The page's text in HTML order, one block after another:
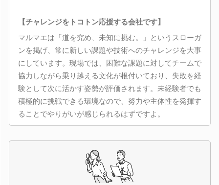
【チャレンジをトコトン応援する会社です】
マルマエは「道を究め、未知に挑む。」というスローガ
ンを掲げ、常に新しい課題や技術へのチャレンジを大事
にしています。現場では、困難な課題に対してチームで
協力しながら乗り越える文化が根付いており、失敗を経
験として次に活かす姿勢が評価されます。未経験者でも
積極的に挑戦できる環境なので、努力や主体性を発揮す
ることでやりがいが感じられるはずですよ。